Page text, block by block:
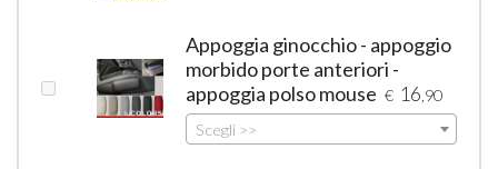
Appoggia ginocchio - appoggio
morbido porte anteriori -
appoggia polso mouse € 16 ,90
Scegli >>